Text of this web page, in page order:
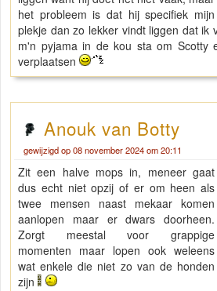
het probleem is dat hij specifiek mijn
plekje dan zo lekker vindt liggen dat ik
m'n pyjama in de kou sta om Scotty
verplaatsen
Anouk van Botty
gewijzigd op 08 november 2024 om 20:11
Zit een halve mops in, meneer gaat
dus echt niet opzij of er om heen als
twee mensen naast mekaar komen
aanlopen maar er dwars doorheen.
Zorgt meestal voor grappige
momenten maar lopen ook weleens
wat enkele die niet zo van de honden
zijn